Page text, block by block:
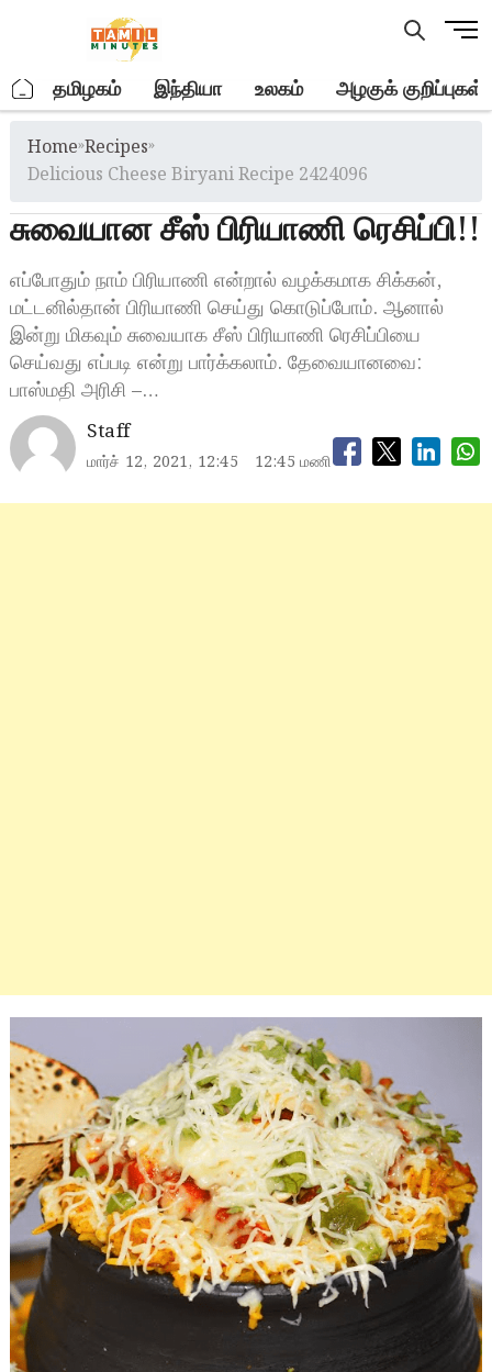
M
u
o
n
. தமிழகம் இந்தியா உலகம் அழகுக் குறிப்புகள்
Home»Recipes»
Delicious Cheese Biryani Recipe 2424096
சுவையான சீஸ் பிரியாணி ரெசிப்பி!!
எப்போதும் நாம் பிரியாணி என்றால் வழக்கமாக சிக்கன்,
மட்டனில்தான் பிரியாணி செய்து கொடுப்போம். ஆனால்
இன்று மிகவும் சுவையாக சீஸ் பிரியாணி ரெசிப்பியை
செய்வது எப்படி என்று பார்க்கலாம். தேவையானவை:
பாஸ்மதி அரிசி –…
Staff
மார்ச் 12, 2021, 12:45 12:45 மணி